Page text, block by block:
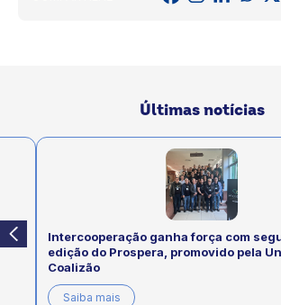
Últimas notícias
Intercooperação ganha força com
edição do Prospera, promovido pela
Coalizão
Saiba mais